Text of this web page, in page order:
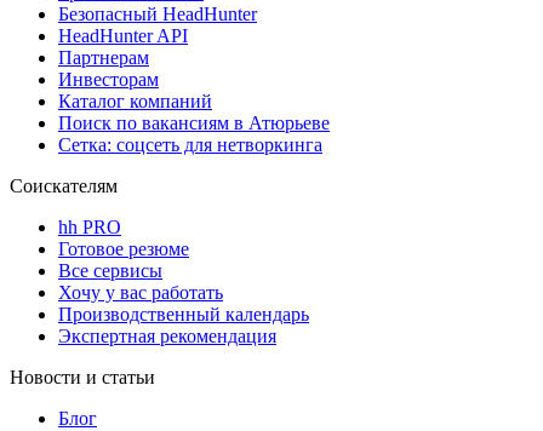
Безопасный HeadHunter
HeadHunter API
Партнерам
Инвесторам
Каталог компаний
Поиск по вакансиям в Атюрьеве
Сетка: соцсеть для нетворкинга
Соискателям
hh PRO
Готовое резюме
Все сервисы
Хочу у вас работать
Производственный календарь
Экспертная рекомендация
Новости и статьи
Блог